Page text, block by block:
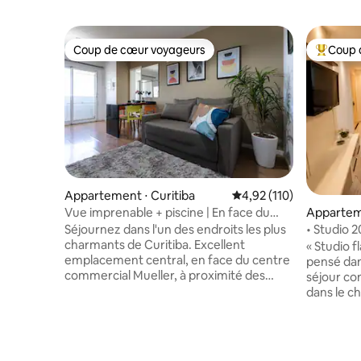
Coup de cœur voyageurs
Coup de cœur voyageurs
Appartement ⋅ Curitiba Évaluation moyenne
4,92 (110)
Vue imprenable + piscine | En face du
Mueller
Séjournez dans l'un des endroits les plus
charmants de Curitiba. Excellent
emplacement central, en face du centre
commercial Mueller, à proximité des
Coups
Coup
• Studio
Juvevê
« Studio
pensé
séjour
dans le